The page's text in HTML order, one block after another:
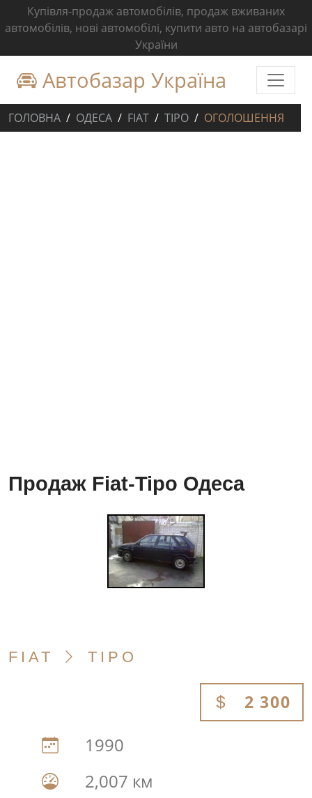
Купівля-продаж автомобілів, продаж вживаних
автомобілів, нові автомобілі, купити авто на автобазарі
України
Автобазар Україна
ГОЛОВНА ОДЕСА FIAT TIPO ОГОЛОШЕННЯ
Продаж Fiat-Tipo Одеса
FIAT TIPO
2 300
1990
2,007 км